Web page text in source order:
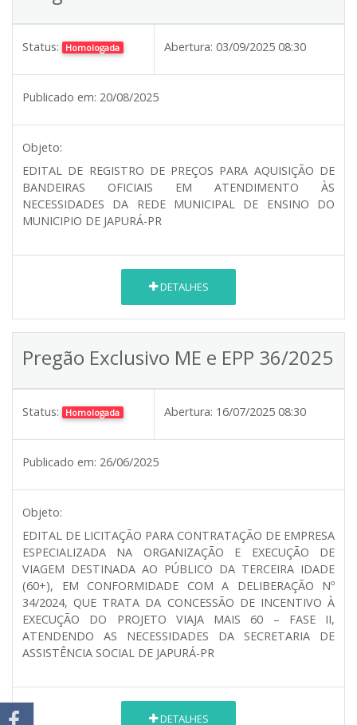
Status: Homologada Abertura: 03/09/2025 08:30
Publicado em: 20/08/2025
Objeto:
EDITAL DE REGISTRO DE PREÇOS PARA AQUISIÇÃO DE
BANDEIRAS OFICIAIS EM ATENDIMENTO ÀS
NECESSIDADES DA REDE MUNICIPAL DE ENSINO DO
MUNICIPIO DE JAPURÁ-PR
DETALHES
Pregão Exclusivo ME e EPP 36/2025
Status: Homologada Abertura: 16/07/2025 08:30
Publicado em: 26/06/2025
Objeto:
EDITAL DE LICITAÇÃO PARA CONTRATAÇÃO DE EMPRESA
ESPECIALIZADA NA ORGANIZAÇÃO E EXECUÇÃO DE
VIAGEM DESTINADA AO PÚBLICO DA TERCEIRA IDADE
(60+), EM CONFORMIDADE COM A DELIBERAÇÃO Nº
34/2024, QUE TRATA DA CONCESSÃO DE INCENTIVO À
EXECUÇÃO DO PROJETO VIAJA MAIS 60 – FASE II,
ATENDENDO AS NECESSIDADES DA SECRETARIA DE
ASSISTÊNCIA SOCIAL DE JAPURÁ-PR
DETALHES